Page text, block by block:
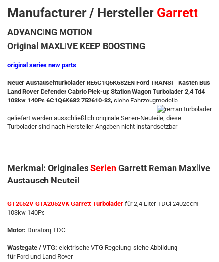
Manufacturer / Hersteller Garrett
ADVANCING MOTION
Original MAXLIVE KEEP BOOSTING
original series new parts
Neuer Austauschturbolader RE6C1Q6K682EN Ford TRANSIT Kasten Bus
Land Rover Defender Cabrio Pick-up Station Wagon Turbolader 2,4 Td4
103kw 140Ps 6C1Q6K682 752610-32, siehe Fahrzeugmodelle
geliefert werden ausschließlich originale Serien-Neuteile, diese
Turbolader sind nach Hersteller-Angaben nicht instandsetzbar
Merkmal: OriginalesSerienGarrett Reman Maxlive
Austausch Neuteil
GT2052V GTA2052VK Garrett Turbolader für 2,4 Liter TDCi 2402ccm
103kw 140Ps
Motor: Duratorq TDCi
Wastegate / VTG: elektrische VTG Regelung, siehe Abbildung
für Ford und Land Rover